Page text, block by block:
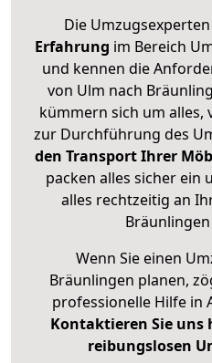
Die
Erfahrung im Bereich
und kennen die
von Ulm nach
kümmern sich um alles,
zur Durchführung des
den Transport Ihrer
packen alles sicher ein
alles rechtzeitig an
Wenn Sie einen
Bräunlingen planen,
professionelle Hilfe in
Kontaktieren Sie uns
reibungslosen